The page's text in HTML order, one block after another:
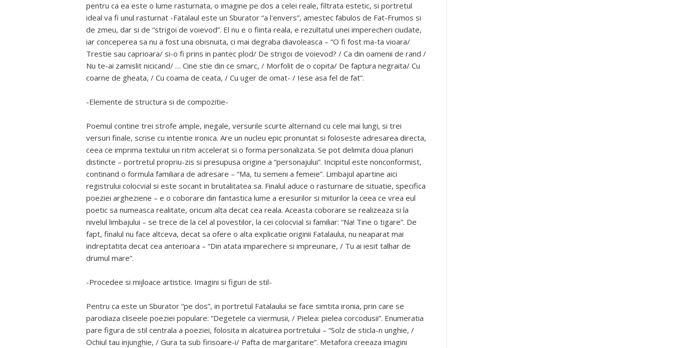
pentru ca ea este o lume rasturnata, o imagine pe dos a celei reale, filtrata estetic, si portretul
ideal va fi unul rasturnat -Fatalaul este un Sburator “a l'envers”, amestec fabulos de Fat-Frumos si
de zmeu, dar si de “strigoi de voievod”. El nu e o fiinta reala, e rezultatul unei imperecheri ciudate,
iar conceperea sa nu a fost una obisnuita, ci mai degraba diavoleasca – “O fi fost ma-ta vioara/
Trestie sau caprioara/ si-o fi prins in pantec plod/ De strigoi de voievod? / Ca din oamenii de rand /
Nu te-ai zamislit nicicand/ … Cine stie din ce smarc, / Morfolit de o copita/ De faptura negraita/ Cu
coarne de gheata, / Cu coama de ceata, / Cu uger de omat- / Iese asa fel de fat”.
-Elemente de structura si de compozitie-
Poemul contine trei strofe ample, inegale, versurile scurte alternand cu cele mai lungi, si trei
versuri finale, scrise cu intentie ironica. Are un nucleu epic pronuntat si foloseste adresarea directa,
ceea ce imprima textului un ritm accelerat si o forma personalizata. Se pot delimita doua planuri
distincte – portretul propriu-zis si presupusa origine a “personajului”. Incipitul este nonconformist,
continand o formula familiara de adresare – “Ma, tu semeni a femeie”. Limbajul apartine aici
registrului colocvial si este socant in brutalitatea sa. Finalul aduce o rasturnare de situatie, specifica
poeziei argheziene – e o coborare din fantastica lume a eresurilor si miturilor la ceea ce vrea eul
poetic sa numeasca realitate, oricum alta decat cea reala. Aceasta coborare se realizeaza si la
nivelul limbajului – se trece de la cel al povestilor, la cei colocvial si familiar: “Na! Tine o tigare”. De
fapt, finalul nu face altceva, decat sa ofere o alta explicatie originii Fatalaului, nu neaparat mai
indreptatita decat cea anterioara – “Din atata imparechere si impreunare, / Tu ai iesit talhar de
drumul mare”.
-Procedee si mijloace artistice. Imagini si figuri de stil-
Pentru ca este un Sburator “pe dos”, in portretul Fatalaului se face simtita ironia, prin care se
parodiaza cliseele poeziei populare: “Degetele ca viermusii, / Pielea: pielea corcodusii”. Enumeratia
pare figura de stil centrala a poeziei, folosita in alcatuirea portretului – “Solz de sticla-n unghie, /
Ochiul tau injunghie, / Gura ta sub firisoare-i/ Pafta de margaritare”. Metafora creeaza imagini